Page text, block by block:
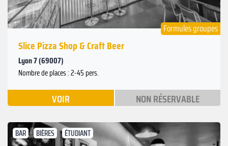
Formules groupes
Slice Pizza Shop & Craft Beer
Lyon 7 (69007)
Nombre de places : 2-45 pers.
VOIR NON RÉSERVABLE
BAR BIÈRES ÉTUDIANT